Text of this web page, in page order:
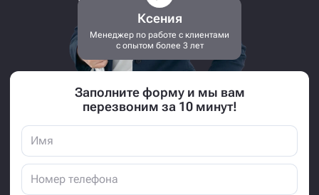
Ксения
Менеджер по работе с клиентами
с опытом более 3 лет
Заполните форму и мы вам
перезвоним за 10 минут!